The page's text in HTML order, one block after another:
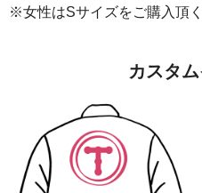
※女性はSサイズをご購入頂
カスタ